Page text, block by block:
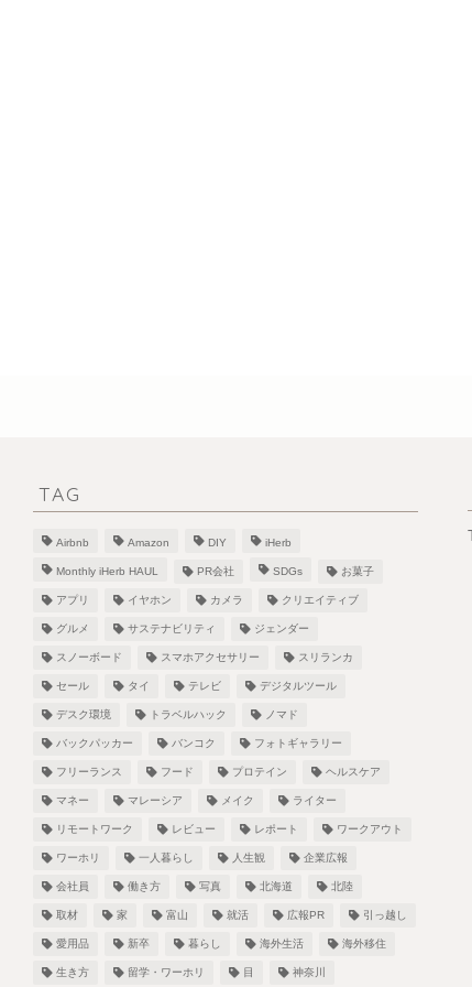
TAG
Airbnb Amazon DIY iHerb
Monthly iHerb HAUL PR会社 SDGs お菓子
アプリ イヤホン カメラ クリエイティブ
グルメ サステナビリティ ジェンダー
スノーボード スマホアクセサリー スリランカ
セール タイ テレビ デジタルツール
デスク環境 トラベルハック ノマド
バックパッカー バンコク フォトギャラリー
フリーランス フード プロテイン ヘルスケア
マネー マレーシア メイク ライター
リモートワーク レビュー レポート ワークアウト
ワーホリ 一人暮らし 人生観 企業広報
会社員 働き方 写真 北海道 北陸
取材 家 富山 就活 広報PR 引っ越し
愛用品 新卒 暮らし 海外生活 海外移住
生き方 留学・ワーホリ 目 神奈川